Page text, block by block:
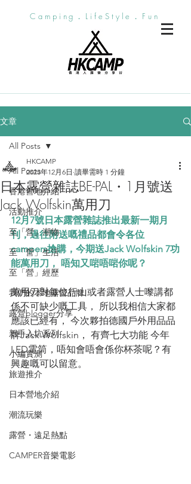
Camping．LifeStyle．Fun
文章
All Posts
香港營地介紹
活動推介
至「營」潮物
至「營」生活
至「營」經歷
我們的本地露營品牌
露營blogger分享
新手入坑系列
小編實測
旅遊推介
日本營地介紹
潮流玩樂
露營・遠足熱點
CAMPER音樂電影
All Posts
日本露營雜誌BE-PAL・1月號送
Jack Wolfskin萬用刀
HKCAMP
2023年12月6日 讀畢需時 1 分鐘
12月7號日本露營雜誌推出最新一期月
刊，過往附送嘅禮品都會令各位
campers搶購，今期送Jack Wolfskin 7功
能萬用刀， 唔知又啱唔啱你呢？
萬用刀對每位行山或者露營人士嚟講都
係不可缺少嘅工具， 所以我相信大家都
應該已經有， 今次夥拍德國戶外用品品
牌Jack Wolfskin， 有齊七大功能 今年
LED電筒，唔知會唔會係你杯茶呢？有
興趣嘅可以留意。